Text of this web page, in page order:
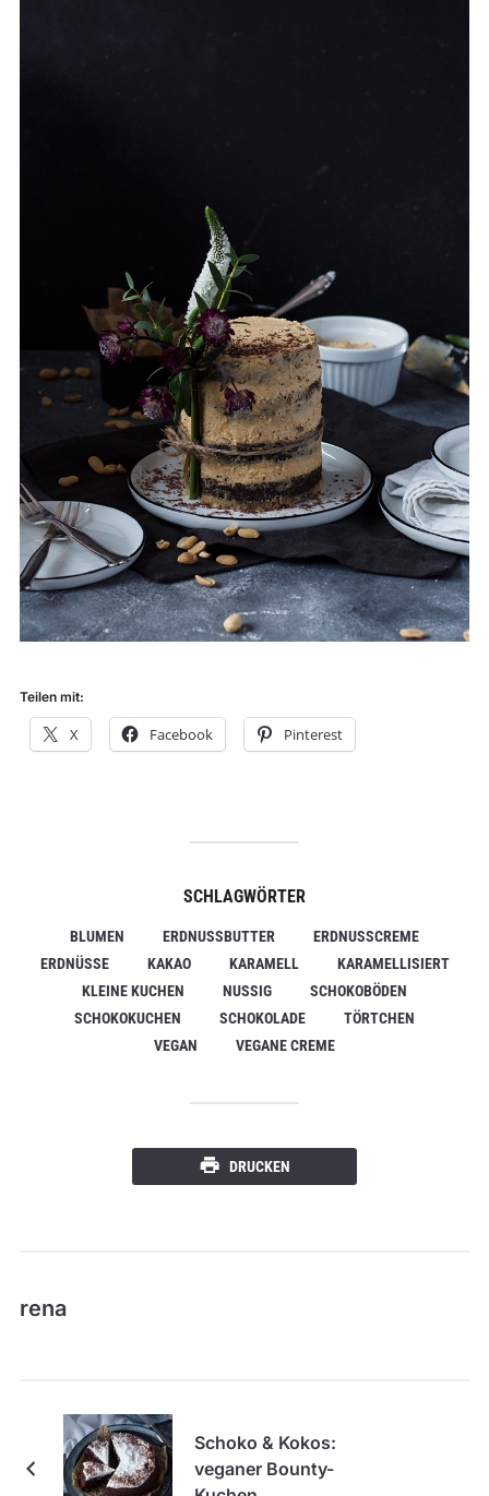
Teilen mit:
X Facebook Pinterest
SCHLAGWÖRTER
BLUMEN ERDNUSSBUTTER
ERDNUSSCREME
ERDNÜSSE
KAKAO KARAMELL
KARAMELLISIERT
KLEINE KUCHEN
NUSSIG
SCHOKOBÖDEN
SCHOKOKUCHEN
SCHOKOLADE
TÖRTCHEN
VEGAN
VEGANE CREME
DRUCKEN
rena
Schoko & Kokos:
veganer Bounty-